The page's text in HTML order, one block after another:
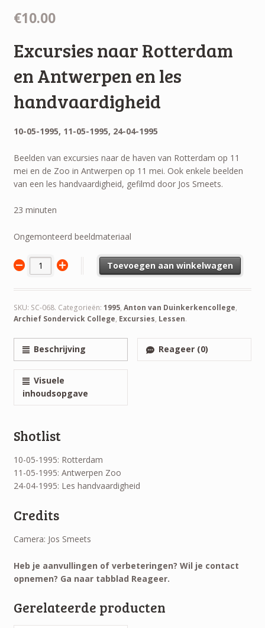
€10.00
Excursies naar Rotterdam
en Antwerpen en les
handvaardigheid
10-05-1995, 11-05-1995, 24-04-1995
Beelden van excursies naar de haven van Rotterdam op 11
mei en de Zoo in Antwerpen op 11 mei. Ook enkele beelden
van een les handvaardigheid, gefilmd door Jos Smeets.
23 minuten
Ongemonteerd beeldmateriaal
Toevoegen aan winkelwagen
SKU: SC-068. Categorieën: 1995, Anton van Duinkerkencollege,
Archief Sondervick College, Excursies, Lessen.
Beschrijving Reageer (0)
Visuele
inhoudsopgave
Shotlist
10-05-1995: Rotterdam
11-05-1995: Antwerpen Zoo
24-04-1995: Les handvaardigheid
Credits
Camera: Jos Smeets
Heb je aanvullingen of verbeteringen? Wil je contact
opnemen? Ga naar tabblad Reageer.
Gerelateerde producten